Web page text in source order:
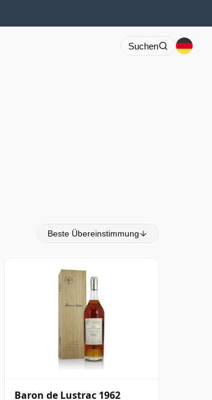
Suchen
Beste Übereinstimmung
Baron de Lustrac 1962